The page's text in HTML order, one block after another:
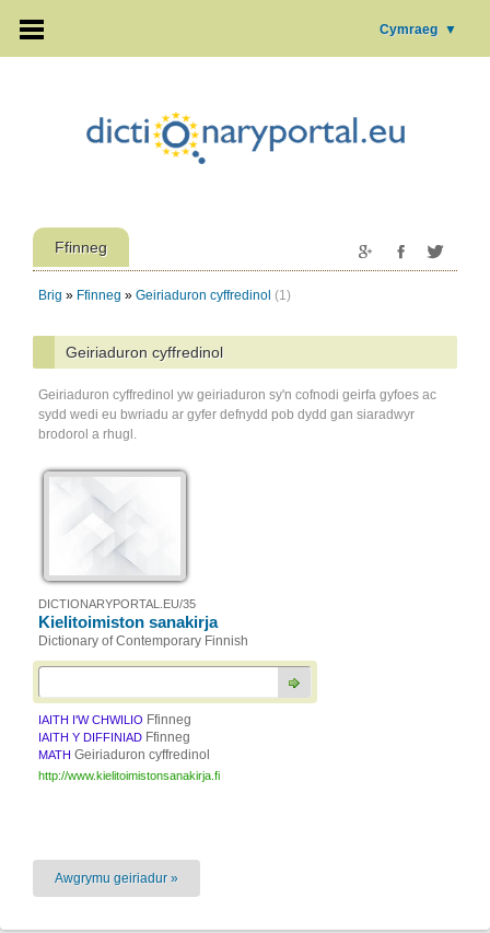
Cymraeg ▼
Ffinneg
Brig » Ffinneg » Geiriaduron cyffredinol (1)
Geiriaduron cyffredinol
Geiriaduron cyffredinol yw geiriaduron sy'n cofnodi geirfa gyfoes ac
sydd wedi eu bwriadu ar gyfer defnydd pob dydd gan siaradwyr
brodorol a rhugl.
DICTIONARYPORTAL.EU/35
Kielitoimiston sanakirja
Dictionary of Contemporary Finnish
IAITH I'W CHWILIO Ffinneg
IAITH Y DIFFINIAD Ffinneg
MATH Geiriaduron cyffredinol
http://www.kielitoimistonsanakirja.fi
Awgrymu geiriadur »